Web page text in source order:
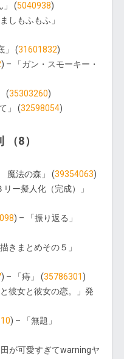
」 (5040938)
しもふもふ」
」 (31601832)
) – 「ガン・スモーキー・
(35303260)
」 (32598054)
（8）
魔法の森」 (39354063)
リー擬人化（完成）」
) – 「振り返る」
きまとめその５」
) – 「痔」 (35786301 )
彼女と彼女の恋。」発
) – 「無題」
が可愛すぎてwarningヤ